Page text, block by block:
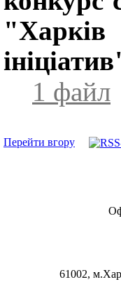
1 файл
Перейти вгору
61002,